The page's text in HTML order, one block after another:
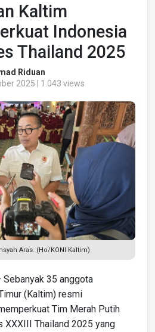
Kaltim
Indonesia
Thailand 2025
Riduan
2025 | 1.043 views
Aras. (Ho/KONI Kaltim)
Sebanyak 35 anggota
(Kaltim) resmi
Tim Merah Putih
XXXIII Thailand 2025 yang